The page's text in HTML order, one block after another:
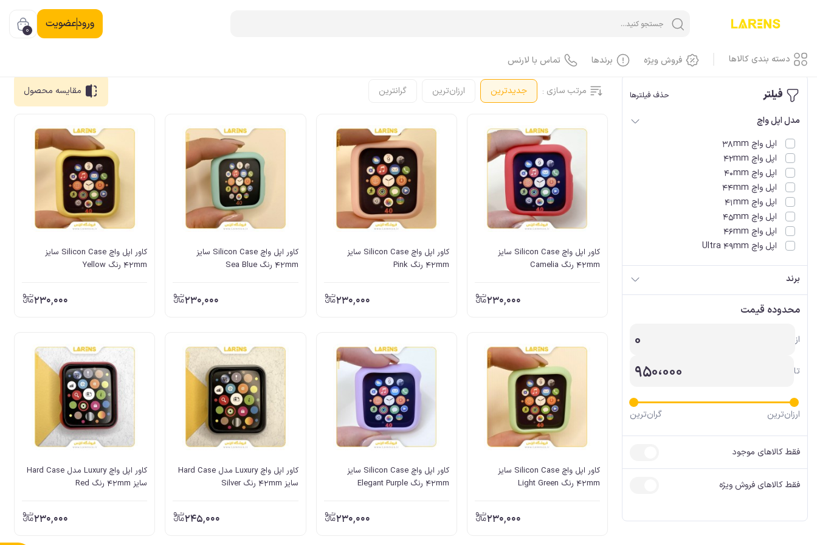
ورودعضویت 0
دسته بندی کالاها
آیفون iPhone
آیفون، محافظ صفحه، گلس
آیفون، هندسفری، هدست
اپل واچ، ساعت
اپل واچ، بند
اپل واچ، کاور
اپل واچ، محافظ صفحه
اپل واچ، کابل، شارژر
اپل واچ، لوازم جانبی
ایرپاد
ایرپاد، کاور
ایرپاد، کابل، شارژر
ایرپاد، لوازم جانبی
فروش ویژه برندها تماس با لارنس
خانه
فیلتر حذف فیلترها
مدل اپل واچ
اپل واچ 38mm
اپل واچ 42mm
اپل واچ 40mm
اپل واچ 44mm
اپل واچ 41mm
اپل واچ 45mm
اپل واچ 46mm
اپل واچ Ultra 49mm
برند
محدوده قیمت
از 0
تا 950،000
ارزان‌ترین گران‌ترین
فقط کالاهای موجود
فقط کالاهای فروش ویژه
مرتب سازی : جدیدترین ارزان‌ترین گرانترین مقایسه محصول
کاور اپل واچ Silicon Case سایز
42mm رنگ Camelia
230,000
کاور اپل واچ Silicon Case سایز
42mm رنگ Pink
230,000
کاور اپل واچ Silicon Case سایز
42mm رنگ Sea Blue
230,000
کاور اپل واچ Silicon Case سایز
42mm رنگ Yellow
230,000
کاور اپل واچ Silicon Case سایز
42mm رنگ Light Green
230,000
کاور اپل واچ Silicon Case سایز
42mm رنگ Elegant Purple
230,000
کاور اپل واچ Luxury مدل Hard Case
سايز 42mm رنگ Silver
245,000
کاور اپل واچ Luxury مدل Hard Case
سايز 42mm رنگ Red
230,000